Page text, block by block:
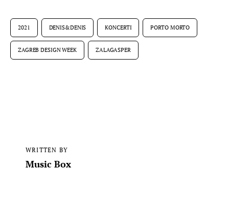
2021 DENIS&DENIS KONCERTI PORTO MORTO
ZAGREB DESIGN WEEK ZALAGASPER
WRITTEN BY
Music Box